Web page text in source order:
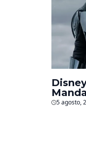
5 agosto,